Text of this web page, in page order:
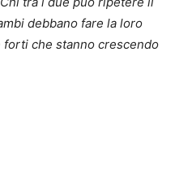
debbano fare la loro
che stanno crescendo